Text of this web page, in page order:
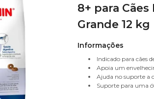
8+ para
Grande 12 kg
Informações
Indicado para cães
Apoia um
Ajuda no suporte a
Suporte para uma